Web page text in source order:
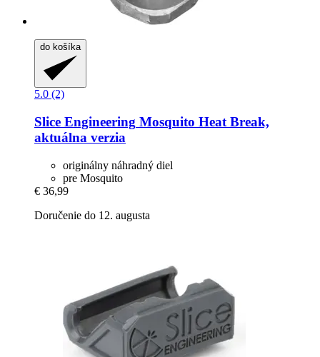
do košíka
5.0 (2)
Slice Engineering Mosquito Heat Break,
aktuálna verzia
originálny náhradný diel
pre Mosquito
€ 36,99
Doručenie do 12. augusta